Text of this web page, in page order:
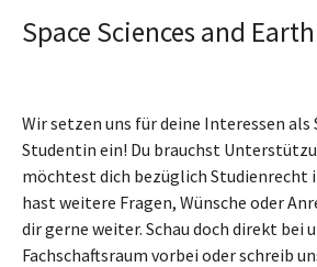
Space Sciences and
Wir setzen uns für deine Interessen als
Studentin ein! Du brauchst
möchtest dich bezüglich Studienrecht
hast weitere Fragen, Wünsche oder
dir gerne weiter. Schau doch direkt bei
Fachschaftsraum vorbei oder schreib